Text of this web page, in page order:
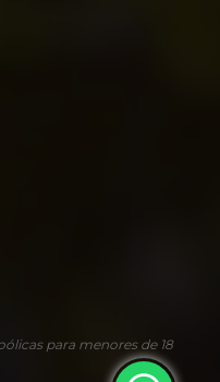
para menores de 18